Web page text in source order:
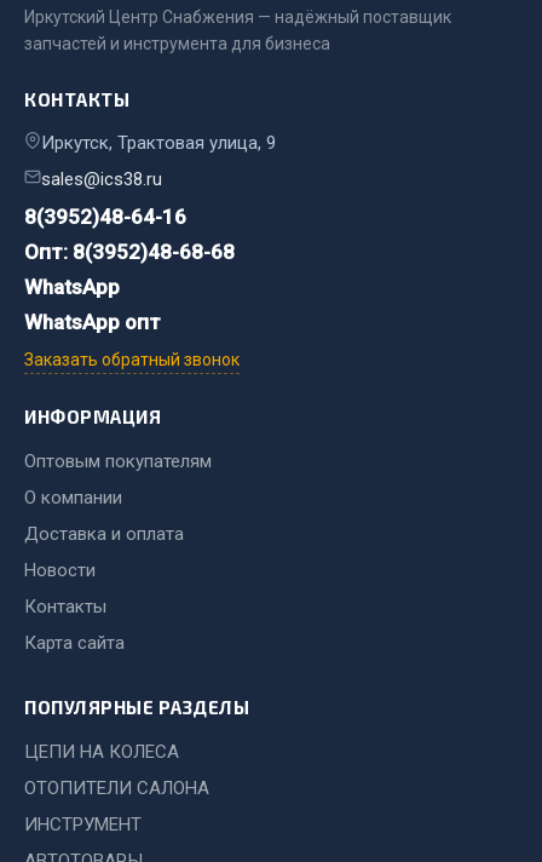
Весь раздел
Подшипники
Весь раздел
Стяжки, тросы, канаты
Стропы
Стяжки
Abro
Agat auto
Aвтосил
Chevron
Cosmo
Иркутский Центр Снабжения — надёжный поставщик
запчастей и инструмента для бизнеса
КОНТАКТЫ
Иркутск, Трактовая улица, 9
sales@ics38.ru
8(3952)48-64-16
Опт: 8(3952)48-68-68
WhatsApp
WhatsApp опт
Заказать обратный звонок
ИНФОРМАЦИЯ
Оптовым покупателям
О компании
Доставка и оплата
Новости
Контакты
Карта сайта
ПОПУЛЯРНЫЕ РАЗДЕЛЫ
ЦЕПИ НА КОЛЕСА
ОТОПИТЕЛИ САЛОНА
ИНСТРУМЕНТ